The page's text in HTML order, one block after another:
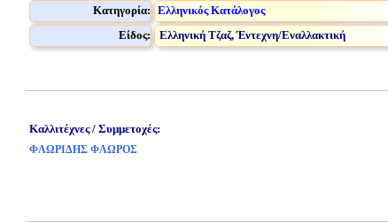
Κατηγορία: Ελληνικός Κατάλογος
Είδος:
Ελληνική Τζαζ, Έντεχνη/Εναλλακτική
Καλλιτέχνες / Συμμετοχές:
ΦΛΩΡΙΔΗΣ ΦΛΩΡΟΣ